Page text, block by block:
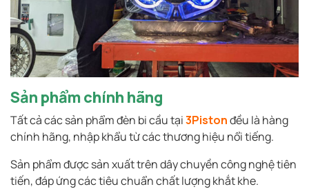
Sản phẩm chính hãng
Tất cả các sản phẩm đèn bi cầu tại3Pistonđều là hàng
chính hãng, nhập khẩu từ các thương hiệu nổi tiếng.
Sản phẩm được sản xuất trên dây chuyền công nghệ tiên
tiến, đáp ứng các tiêu chuẩn chất lượng khắt khe.